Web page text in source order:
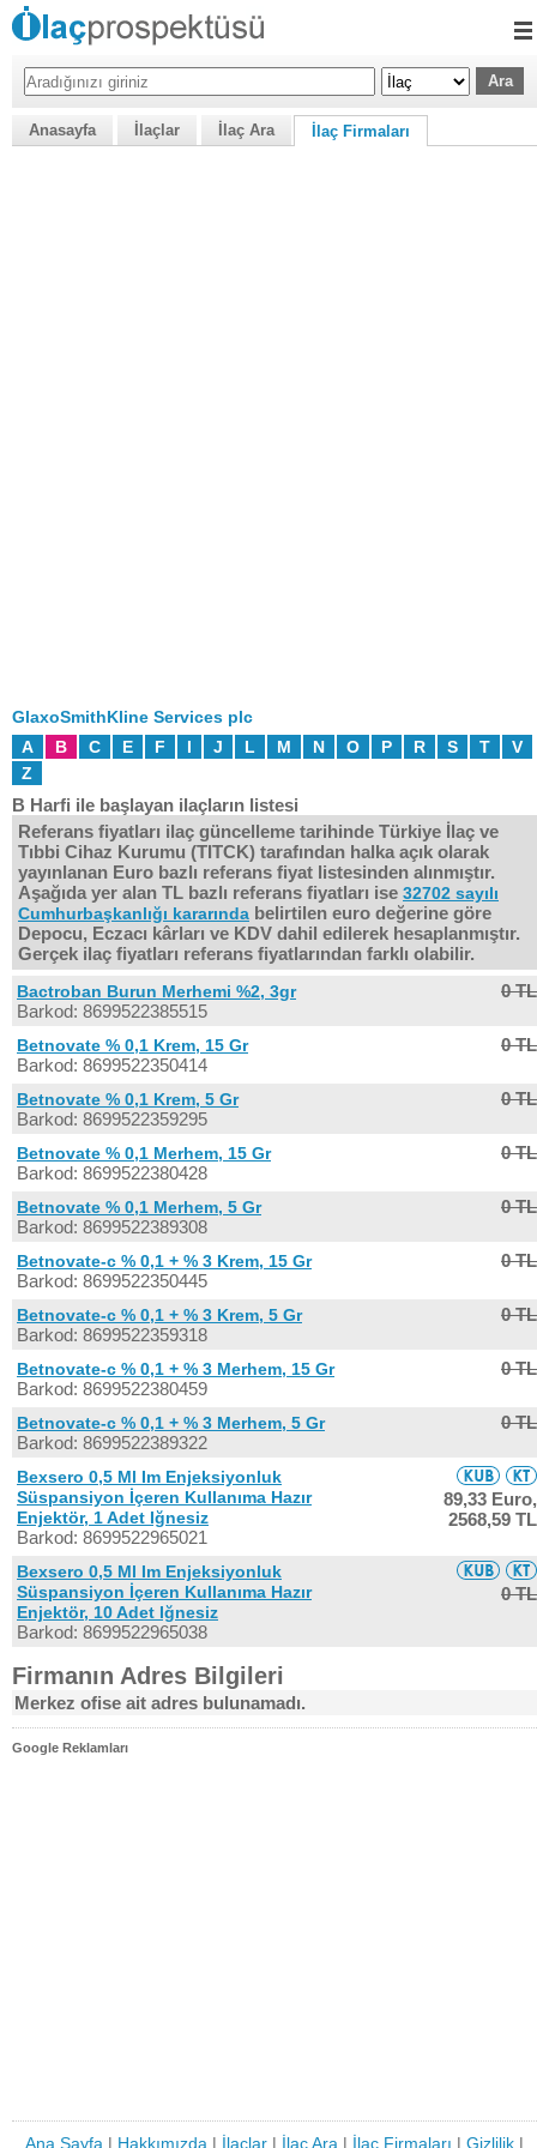
Anasayfa İlaçlar İlaç Ara İlaç Firmaları
GlaxoSmithKline Services plc
A
B C E F I J L M N O P R S T
V
Z
B Harfi ile başlayan ilaçların listesi
Referans fiyatları ilaç güncelleme tarihinde Türkiye İlaç ve
Tıbbi Cihaz Kurumu (TITCK) tarafından halka açık olarak
yayınlanan Euro bazlı referans fiyat listesinden alınmıştır.
Aşağıda yer alan TL bazlı referans fiyatları ise 32702 sayılı
Cumhurbaşkanlığı kararında belirtilen euro değerine göre
Depocu, Eczacı kârları ve KDV dahil edilerek hesaplanmıştır.
Gerçek ilaç fiyatları referans fiyatlarından farklı olabilir.
Bactroban Burun Merhemi %2, 3gr
Barkod: 8699522385515
0 TL
Betnovate % 0,1 Krem, 15 Gr
Barkod: 8699522350414
0 TL
Betnovate % 0,1 Krem, 5 Gr
Barkod: 8699522359295
0 TL
Betnovate % 0,1 Merhem, 15 Gr
Barkod: 8699522380428
0 TL
Betnovate % 0,1 Merhem, 5 Gr
Barkod: 8699522389308
0 TL
Betnovate-c % 0,1 + % 3 Krem, 15 Gr
Barkod: 8699522350445
0 TL
Betnovate-c % 0,1 + % 3 Krem, 5 Gr
Barkod: 8699522359318
0 TL
Betnovate-c % 0,1 + % 3 Merhem, 15 Gr
Barkod: 8699522380459
0 TL
Betnovate-c % 0,1 + % 3 Merhem, 5 Gr
Barkod: 8699522389322
0 TL
Bexsero 0,5 Ml Im Enjeksiyonluk
Süspansiyon İçeren Kullanıma Hazır
Enjektör, 1 Adet Iğnesiz
Barkod: 8699522965021
89,33 Euro,
2568,59 TL
Bexsero 0,5 Ml Im Enjeksiyonluk
Süspansiyon İçeren Kullanıma Hazır
Enjektör, 10 Adet Iğnesiz
Barkod: 8699522965038
0 TL
Firmanın Adres Bilgileri
Merkez ofise ait adres bulunamadı.
Google Reklamları
Ana Sayfa | Hakkımızda | İlaçlar | İlaç Ara | İlaç Firmaları | Gizlilik |